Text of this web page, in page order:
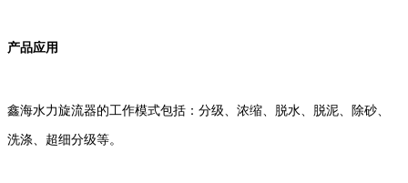
产品应用
鑫海水力旋流器的工作模式包括：分级、浓缩、脱水、脱泥、除砂、
洗涤、超细分级等。